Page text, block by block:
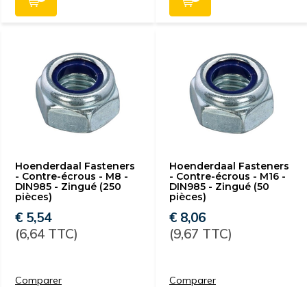
Hoenderdaal Fasteners
- Contre-écrous - M8 -
DIN985 - Zingué (250
pièces)
€ 5,54
(6,64 TTC)
Comparer
Hoenderdaal Fasteners
- Contre-écrous - M16 -
DIN985 - Zingué (50
pièces)
€ 8,06
(9,67 TTC)
Comparer